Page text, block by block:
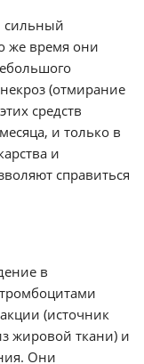
сильный
же время они
(отмирание
средств
и только в
и
справиться
в
(источник
жировой ткани) и
Они